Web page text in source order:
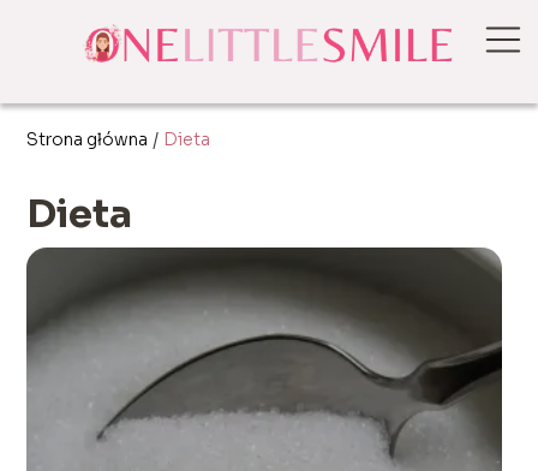
Strona główna / Dieta
Dieta